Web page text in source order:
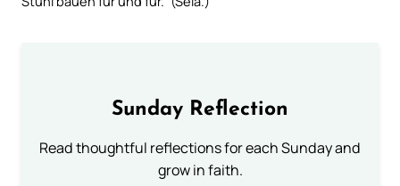
Sunday Reflection
Read thoughtful reflections for each Sunday and
grow in faith.